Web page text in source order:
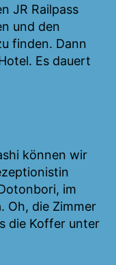
JR Railpass
und den
finden. Dann
Es dauert
können wir
im
Oh, die Zimmer
die Koffer unter